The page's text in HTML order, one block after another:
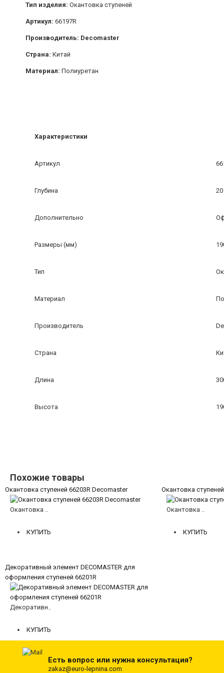
Тип изделия: Окантовка ступеней
Артикул: 66197R
Производитель: Decomaster
Страна: Китай
Материал: Полиуретан
Характеристики
Артикул
Глубина
Дополнительно
Размеры (мм)
Тип
Материал
Производитель
Страна
Длина
Высота
Похожие товары
Окантовка ступеней 66203R Decomaster
Окантовка ..
КУПИТЬ
Окантовка
Окантовка ..
КУПИТЬ
Декоративный элемент DECOMASTER для
оформления ступеней 66201R
Декоративн..
КУПИТЬ
Есть вопрос или нужна консультация?
zakaz@euro-lepnina.com